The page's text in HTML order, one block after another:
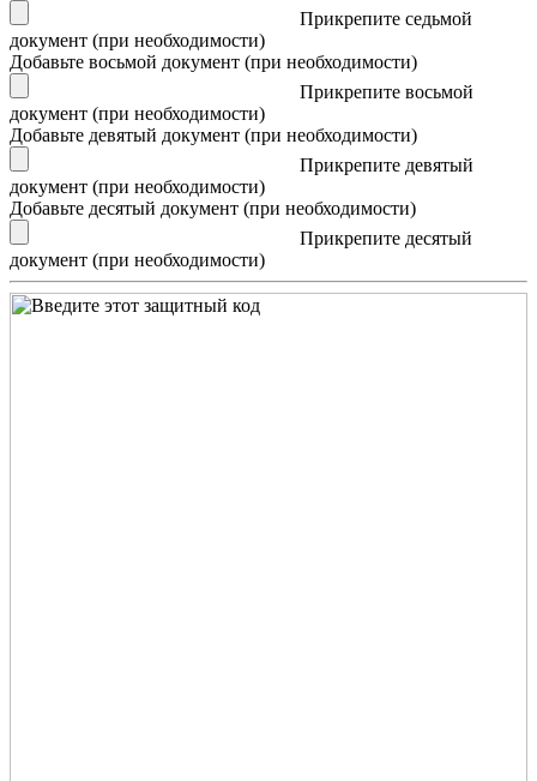
Прикрепите седьмой
документ (при необходимости)
Добавьте восьмой документ (при необходимости)
Прикрепите восьмой
документ (при необходимости)
Добавьте девятый документ (при необходимости)
Прикрепите девятый
документ (при необходимости)
Добавьте десятый документ (при необходимости)
Прикрепите десятый
документ (при необходимости)